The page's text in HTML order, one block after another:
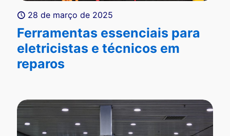
28 de março de 2025
Ferramentas essenciais para
eletricistas e técnicos em
reparos